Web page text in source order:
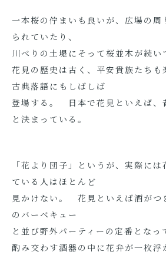
一本桜の佇まいも良いが、広場の周
られていたり、
川べりの土堤にそって桜並木が続い
花見の歴史は古く、平安貴族たちも
古典落語にもしばしば
登場する。 日本で花見といえば、
と決まっている。
「花より団子」というが、実際に
ている人はほとんど
見かけない。 花見といえば酒がつ
のバーベキュー
と並び野外パーティーの定番となっ
酌み交わす酒器の中に花弁が一枚浮